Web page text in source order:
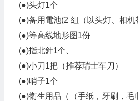
(●)头灯1个
(●)备用電池(2 組（以头灯、相机
(●)等高线地形图1份
(●)指北針1个、
(●)小刀1把（推荐瑞士军刀）
(●)哨子1个
(●)衛生用品（（手纸，牙刷，毛